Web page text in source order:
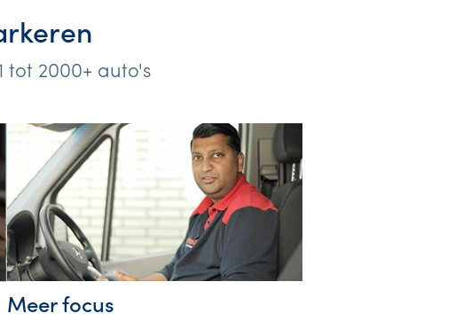
tot 2000+ auto's
Meer focus